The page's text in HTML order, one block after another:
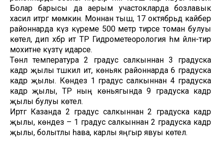
Болар барысы да аерым участокларда бозлавык
хасил итәргә мөмкин. Моннан тыш, 17 октябрьдә кайбер
районнарда күз күреме 500 метр тирәсе томан булуы
көтелә, дип хәбәр итә ТР Гидрометеорология һәм әйләнә-тирә
мохитне күзәтү идарәсе.
Төнлә температура 2 градус салкыннан 3 градуска
кадәр җылы тәшкил итә, көньяк районнарда 6 градуска
кадәр җылы. Көндез 1 градус салкыннан 4 градуска
кадәр җылы, ТР ның көньягында 9 градуска кадәр
җылы булуы көтелә.
Иртәгә Казанда 2 градус салкыннан 2 градуска кадәр
җылы, көндез – 1 градус салкыннан 2 градуска кадәр
җылы, болытлы һава, карлы яңгыр явуы көтелә.